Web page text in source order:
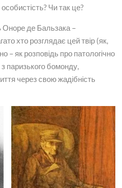
Чи так це?
Оноре де Бальзака –
хто розглядає цей твір (як,
– як розповідь про патологічно
паризького бомонду,
через свою жадібність